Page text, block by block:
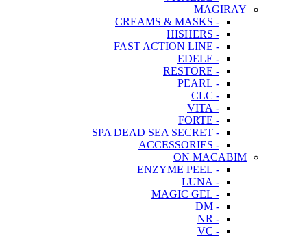
MAGIRAY
- CREAMS & MASKS
- HISHERS
- FAST ACTION LINE
- EDELE
- RESTORE
- PEARL
- CLC
- VITA
- FORTE
- SPA DEAD SEA SECRET
- ACCESSORIES
ON MACABIM
- ENZYME PEEL
- LUNA
- MAGIC GEL
- DM
- NR
- VC